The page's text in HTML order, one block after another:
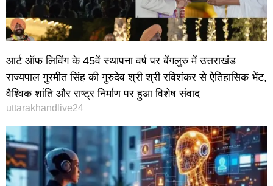
आर्ट ऑफ लिविंग के 45वें स्थापना वर्ष पर बेंगलुरु में उत्तराखंड
राज्यपाल गुरमीत सिंह की गुरुदेव श्री श्री रविशंकर से ऐतिहासिक भेंट,
वैश्विक शांति और राष्ट्र निर्माण पर हुआ विशेष संवाद
uttarakhandlive24